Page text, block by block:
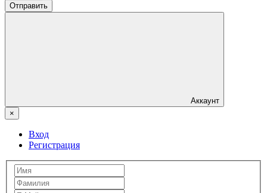
Отправить
Аккаунт
×
Вход
Регистрация